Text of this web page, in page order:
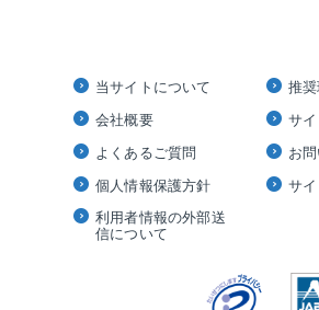
当サイトについて
会社概要
よくあるご質問
個人情報保護方針
利用者情報の外部送
信について
推
サ
お
サ